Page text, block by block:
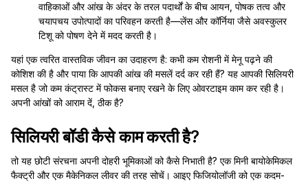
वाहिकाओं और आंख के अंदर के तरल पदार्थों के बीच आयन, पोषक तत्व और
चयापचय उपोत्पादों का परिवहन करती है—लेंस और कॉर्निया जैसे अवस्कुलर
टिशू को पोषण देने में मदद करती है।
यहां एक त्वरित वास्तविक जीवन का उदाहरण है: कभी कम रोशनी में मेनू पढ़ने की
कोशिश की है और पाया कि आपकी आंख की मसलें दर्द कर रही हैं? यह आपकी सिलियरी
मसल है जो कम कंट्रास्ट में फोकस बनाए रखने के लिए ओवरटाइम काम कर रही है।
अपनी आंखों को आराम दें, ठीक है?
सिलियरी बॉडी कैसे काम करती है?
तो यह छोटी संरचना अपनी दोहरी भूमिकाओं को कैसे निभाती है? एक मिनी बायोकेमिकल
फैक्ट्री और एक मैकेनिकल लीवर की तरह सोचें। आइए फिजियोलॉजी को एक कदम-